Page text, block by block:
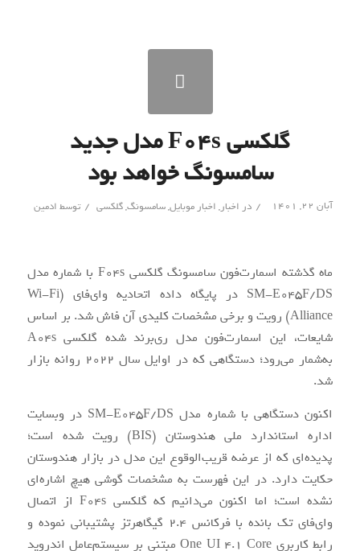
گلکسی F04s مدل جدید
سامسونگ خواهد بود
آبان ۲۲, ۱۴۰۱ / در اخبار, اخبار موبایل,سامسونگ,گلکسی / توسط ادمین
ماه گذشته اسمارت‌فون سامسونگ گلکسی F04s با شماره مدل
SM-E045F/DS در پایگاه داده اتحادیه وای‌فای (Wi-Fi
Alliance) رویت و برخی مشخصات کلیدی آن فاش شد. بر اساس
شایعات، این اسمارت‌فون مدل ری‌برند شده گلکسی A04s
به‌شمار می‌رود؛ دستگاهی که در اوایل سال 2022 روانه بازار
شد.
اکنون دستگاهی با شماره مدل SM-E045F/DS در وبسایت
اداره استاندارد ملی هندوستان (BIS) رویت شده است؛
پدیده‌ای که از عرضه قریب‌الوقوع این مدل در بازار هندوستان
حکایت دارد. در این فهرست به مشخصات گوشی هیچ اشاره‌ای
نشده است؛ اما اکنون می‌دانیم که گلکسی F04s از اتصال
وای‌فای تک بانده با فرکانس 2.4 گیگاهرتز پشتیبانی نموده و
رابط کاربری One UI 4.1 Core مبتنی بر سیستم‌عامل اندروید